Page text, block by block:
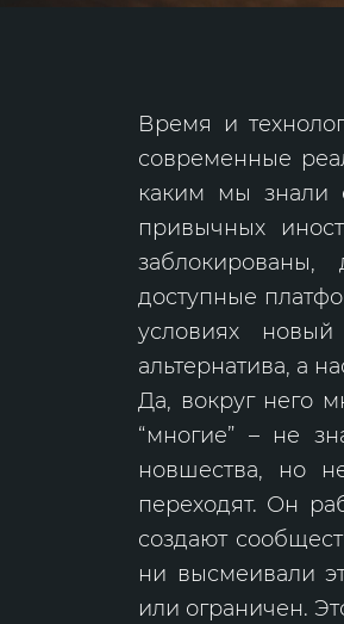
Время и
современные
каким мы знали
привычных
доступные
условиях
альтернатива, а
Да, вокруг него
“многие” – не
новшества, но
переходят. Он
создают
ни высмеивали
или ограничен.